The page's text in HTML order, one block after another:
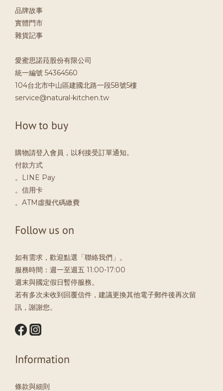
品牌故事
實體門市
雜貨記事
愛蜜思諾菈股份有限公司
統一編號 54364560
104台北市中山區建國北路一段58號5樓
service@natural-kitchen.tw
How to buy
購物請登入會員，以利接受訂單通知。
付款方式
。LINE Pay
。信用卡
。ATM虛擬代碼繳費
Follow us on
如有需求，歡迎點選「聯絡我們」。
服務時間：週一至週五 11:00-17:00
週末與國定假日暫停服務。
若有多次未收到回覆信件，建議更換其他電子郵件後再次留
訊，謝謝您。
Information
條款與細則